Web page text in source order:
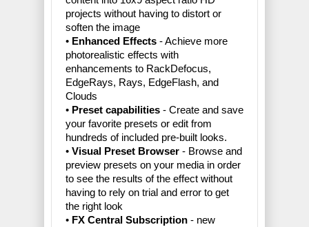
projects without having to distort or
soften the image
• Enhanced Effects - Achieve more
photorealistic effects with
enhancements to RackDefocus,
EdgeRays, Rays, EdgeFlash, and
Clouds
• Preset capabilities - Create and save
your favorite presets or edit from
hundreds of included pre-built looks.
• Visual Preset Browser - Browse and
preview presets on your media in order
to see the results of the effect without
having to rely on trial and error to get
the right look
• FX Central Subscription - new